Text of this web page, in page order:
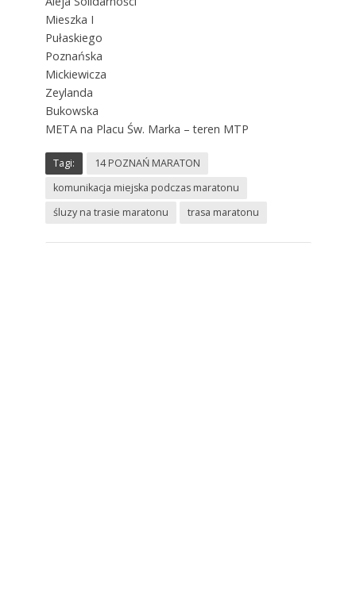
Mieszka I
Pułaskiego
Poznańska
Mickiewicza
Zeylanda
Bukowska
META na Placu Św. Marka – teren MTP
Tagi:
14 POZNAŃ MARATON
komunikacja miejska podczas maratonu
śluzy na trasie maratonu
trasa maratonu